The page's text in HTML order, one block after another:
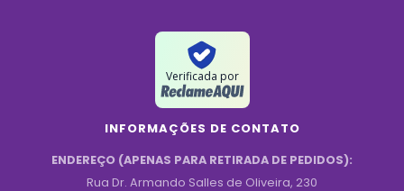
Verificada por
INFORMAÇÕES DE CONTATO
ENDEREÇO (APENAS PARA RETIRADA DE PEDIDOS):
Rua Dr. Armando Salles de Oliveira, 230